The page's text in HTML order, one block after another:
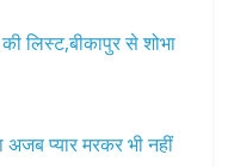
लिस्ट,बीकापुर से शोभा
अजब प्यार मरकर भी नहीं